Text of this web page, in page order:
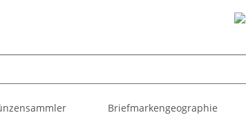
Briefmarkengeographie